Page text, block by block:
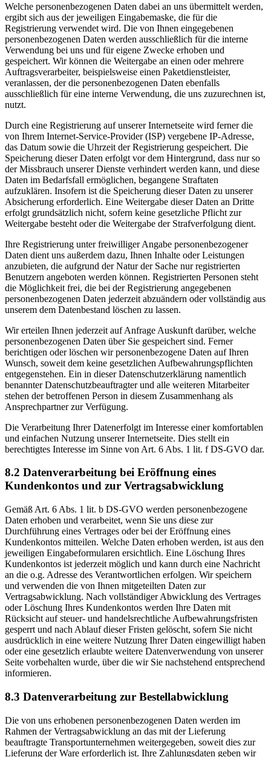
Welche personenbezogenen Daten dabei an uns übermittelt werden,
ergibt sich aus der jeweiligen Eingabemaske, die für die
Registrierung verwendet wird. Die von Ihnen eingegebenen
personenbezogenen Daten werden ausschließlich für die interne
Verwendung bei uns und für eigene Zwecke erhoben und
gespeichert. Wir können die Weitergabe an einen oder mehrere
Auftragsverarbeiter, beispielsweise einen Paketdienstleister,
veranlassen, der die personenbezogenen Daten ebenfalls
ausschließlich für eine interne Verwendung, die uns zuzurechnen ist,
nutzt.
Durch eine Registrierung auf unserer Internetseite wird ferner die
von Ihrem Internet-Service-Provider (ISP) vergebene IP-Adresse,
das Datum sowie die Uhrzeit der Registrierung gespeichert. Die
Speicherung dieser Daten erfolgt vor dem Hintergrund, dass nur so
der Missbrauch unserer Dienste verhindert werden kann, und diese
Daten im Bedarfsfall ermöglichen, begangene Straftaten
aufzuklären. Insofern ist die Speicherung dieser Daten zu unserer
Absicherung erforderlich. Eine Weitergabe dieser Daten an Dritte
erfolgt grundsätzlich nicht, sofern keine gesetzliche Pflicht zur
Weitergabe besteht oder die Weitergabe der Strafverfolgung dient.
Ihre Registrierung unter freiwilliger Angabe personenbezogener
Daten dient uns außerdem dazu, Ihnen Inhalte oder Leistungen
anzubieten, die aufgrund der Natur der Sache nur registrierten
Benutzern angeboten werden können. Registrierten Personen steht
die Möglichkeit frei, die bei der Registrierung angegebenen
personenbezogenen Daten jederzeit abzuändern oder vollständig aus
unserem dem Datenbestand löschen zu lassen.
Wir erteilen Ihnen jederzeit auf Anfrage Auskunft darüber, welche
personenbezogenen Daten über Sie gespeichert sind. Ferner
berichtigen oder löschen wir personenbezogene Daten auf Ihren
Wunsch, soweit dem keine gesetzlichen Aufbewahrungspflichten
entgegenstehen. Ein in dieser Datenschutzerklärung namentlich
benannter Datenschutzbeauftragter und alle weiteren Mitarbeiter
stehen der betroffenen Person in diesem Zusammenhang als
Ansprechpartner zur Verfügung.
Die Verarbeitung Ihrer Datenerfolgt im Interesse einer komfortablen
und einfachen Nutzung unserer Internetseite. Dies stellt ein
berechtigtes Interesse im Sinne von Art. 6 Abs. 1 lit. f DS-GVO dar.
8.2 Datenverarbeitung bei Eröffnung eines
Kundenkontos und zur Vertragsabwicklung
Gemäß Art. 6 Abs. 1 lit. b DS-GVO werden personenbezogene
Daten erhoben und verarbeitet, wenn Sie uns diese zur
Durchführung eines Vertrages oder bei der Eröffnung eines
Kundenkontos mitteilen. Welche Daten erhoben werden, ist aus den
jeweiligen Eingabeformularen ersichtlich. Eine Löschung Ihres
Kundenkontos ist jederzeit möglich und kann durch eine Nachricht
an die o.g. Adresse des Verantwortlichen erfolgen. Wir speichern
und verwenden die von Ihnen mitgeteilten Daten zur
Vertragsabwicklung. Nach vollständiger Abwicklung des Vertrages
oder Löschung Ihres Kundenkontos werden Ihre Daten mit
Rücksicht auf steuer- und handelsrechtliche Aufbewahrungsfristen
gesperrt und nach Ablauf dieser Fristen gelöscht, sofern Sie nicht
ausdrücklich in eine weitere Nutzung Ihrer Daten eingewilligt haben
oder eine gesetzlich erlaubte weitere Datenverwendung von unserer
Seite vorbehalten wurde, über die wir Sie nachstehend entsprechend
informieren.
8.3 Datenverarbeitung zur Bestellabwicklung
Die von uns erhobenen personenbezogenen Daten werden im
Rahmen der Vertragsabwicklung an das mit der Lieferung
beauftragte Transportunternehmen weitergegeben, soweit dies zur
Lieferung der Ware erforderlich ist. Ihre Zahlungsdaten geben wir